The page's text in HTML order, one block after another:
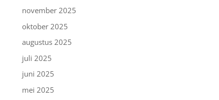
november 2025
oktober 2025
augustus 2025
juli 2025
juni 2025
mei 2025